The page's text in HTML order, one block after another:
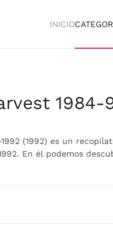
INICIO
1984-
(1992) es un
En él podemos